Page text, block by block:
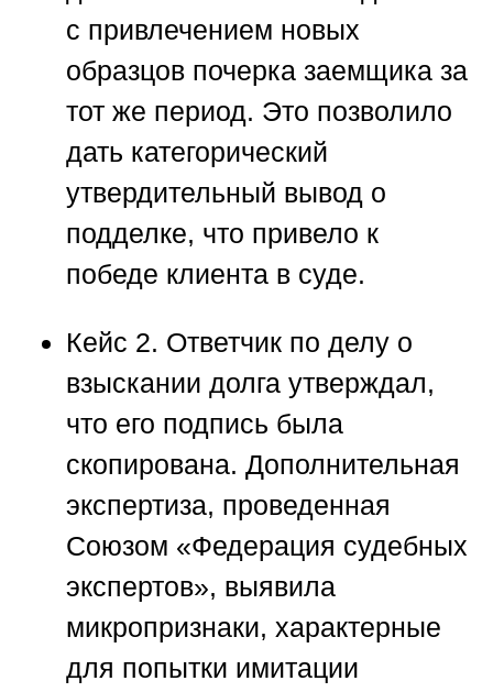
с привлечением новых
образцов почерка заемщика за
тот же период. Это позволило
дать категорический
утвердительный вывод о
подделке, что привело к
победе клиента в суде.
Кейс 2. Ответчик по делу о
взыскании долга утверждал,
что его подпись была
скопирована. Дополнительная
экспертиза, проведенная
Союзом «Федерация судебных
экспертов», выявила
микропризнаки, характерные
для попытки имитации